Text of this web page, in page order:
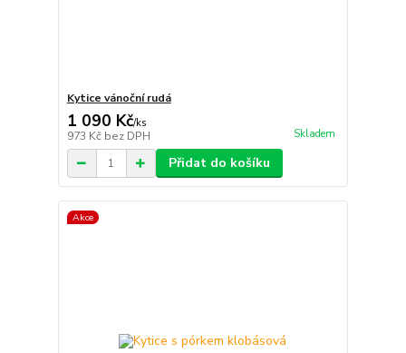
Kytice vánoční rudá
1 090 Kč/ks
973 Kč bez DPH Skladem
Přidat do košíku
Akce